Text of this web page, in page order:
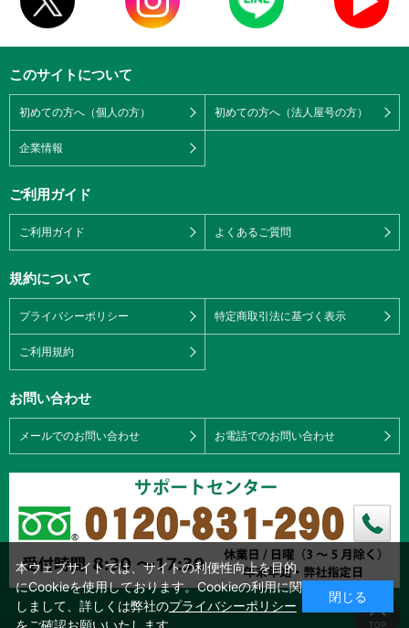
このサイトについて
初めての方へ（個人の方） 初めての方へ（法人屋号の方）
企業情報
ご利用ガイド
ご利用ガイド よくあるご質問
規約について
プライバシーポリシー 特定商取引法に基づく表示
ご利用規約
お問い合わせ
メールでのお問い合わせ お電話でのお問い合わせ
本ウェブサイトでは、サイトの利便性向上を目的
にCookieを使用しております。Cookieの利用に関
しまして、詳しくは弊社のプライバシーポリシー
閉じる